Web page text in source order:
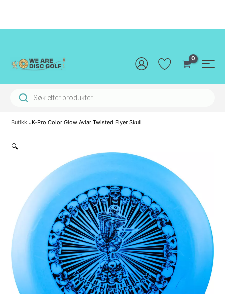
innholdet
Products search
Butikk JK-Pro Color Glow Aviar Twisted Flyer Skull
🔍